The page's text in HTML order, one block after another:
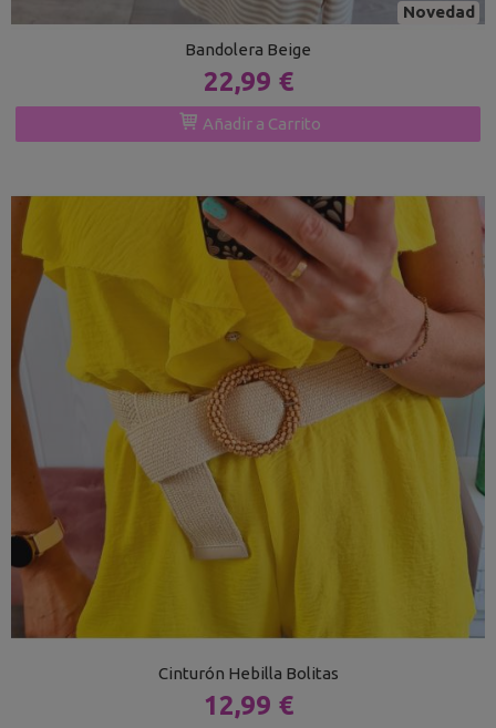
Novedad
Bandolera Beige
22,99 €
Añadir a Carrito
Cinturón Hebilla Bolitas
12,99 €